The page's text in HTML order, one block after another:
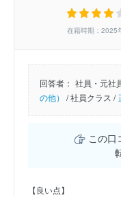
在籍時期：2025
回答者： 社員・元社
の他） /社員クラス /
この口
【良い点】